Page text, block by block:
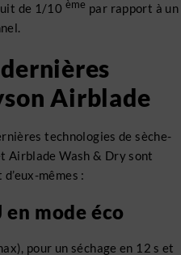
de 1/10 ème par rapport à un
Airblade
technologies de sèche-
Airblade Wash & Dry sont
mêmes :
mode éco
pour un séchage en 12 s et